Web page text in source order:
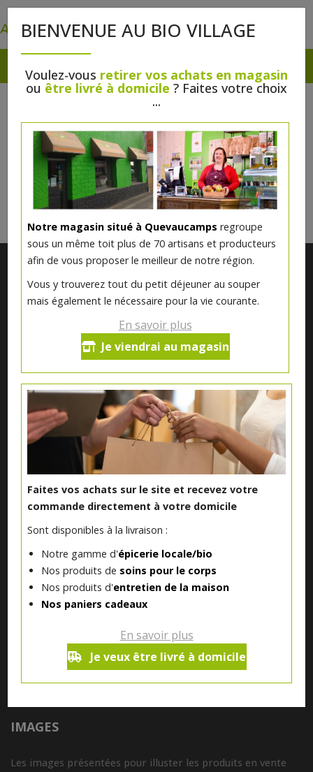
BIENVENUE AU BIO VILLAGE
Voulez-vous retirer vos achats en magasin
ou être livré à domicile ? Faites votre choix
...
Notre magasin situé à Quevaucamps regroupe
sous un même toit plus de 70 artisans et producteurs
afin de vous proposer le meilleur de notre région.
Vous y trouverez tout du petit déjeuner au souper
mais également le nécessaire pour la vie courante.
En savoir plus
Je viendrai au magasin
Faites vos achats sur le site et recevez votre
commande directement à votre domicile
Sont disponibles à la livraison :
Notre gamme d'épicerie locale/bio
Nos produits de soins pour le corps
Nos produits d'entretien de la maison
Nos paniers cadeaux
En savoir plus
Je veux être livré à domicile
EAUX DE TOILETTE
Il n'y a rien à vous proposer pour l'instant.
Veuillez revenir plus tard.
Notre magasin situé à Quevaucamps réunit sous son toit les
produits de plus de 50 artisans et producteurs régionaux pour
vous servir du petit déjeuner au souper.
Qui sommes nous ?
Le blog
Contact
INFORMATIONS ALLERGÈNES
Tous nos produits sont susceptibles de contenir des
allergènes. Si vous souhaitez avoir de plus amples
informations sur ceux-ci, vous pouvez nous contacter par e-
IMAGES
Les images présentées pour illuster les produits en vente